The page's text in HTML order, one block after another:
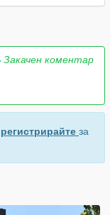
Закачен коментар
регистрирайте за